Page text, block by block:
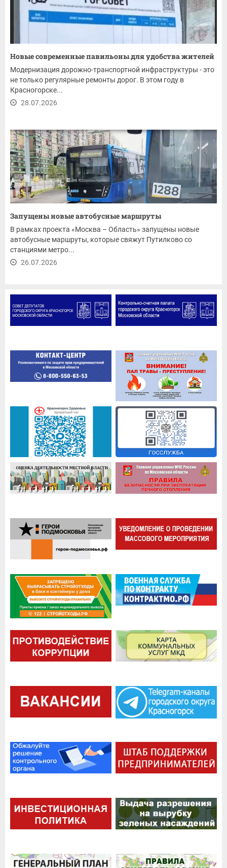
Новые современные павильоны для удобства жителей
Модернизация дорожно-транспортной инфраструктуры - это
не только регулярные ремонты дорог. В этом году в
Красногорске...
28.07.2026
Запущены новые автобусные маршруты
В рамках проекта «Москва – Область» запущены новые
автобусные маршруты, которые свяжут Путилково со
станциями метро...
26.07.2026